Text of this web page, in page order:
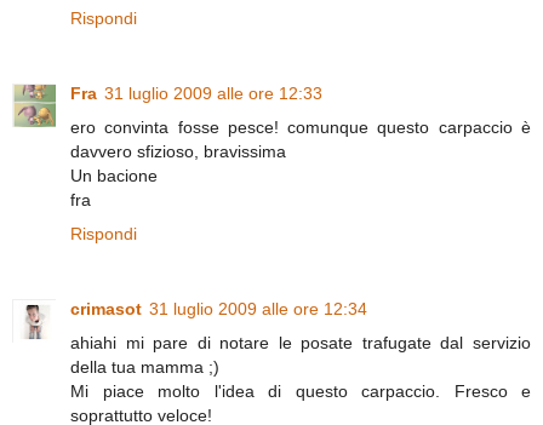
Rispondi
Fra 31 luglio 2009 alle ore 12:33
ero convinta fosse pesce! comunque questo carpaccio è
davvero sfizioso, bravissima
Un bacione
fra
Rispondi
crimasot 31 luglio 2009 alle ore 12:34
ahiahi mi pare di notare le posate trafugate dal servizio
della tua mamma ;)
Mi piace molto l'idea di questo carpaccio. Fresco e
soprattutto veloce!